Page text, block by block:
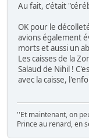
Au fait, c'était
OK pour le
avions également
morts et aussi un
Les caisses de la
Salaud de Nihil !
avec la caisse,
''Et maintenant, on
Prince au renard, en